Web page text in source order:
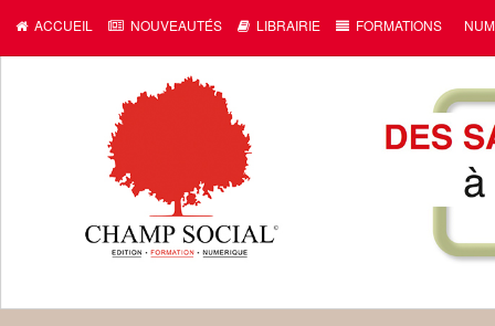
ACCUEIL NOUVEAUTÉS LIBRAIRIE FORMATIONS